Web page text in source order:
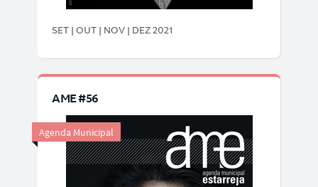
SET | OUT | NOV | DEZ 2021
AME #56
Agenda Municipal